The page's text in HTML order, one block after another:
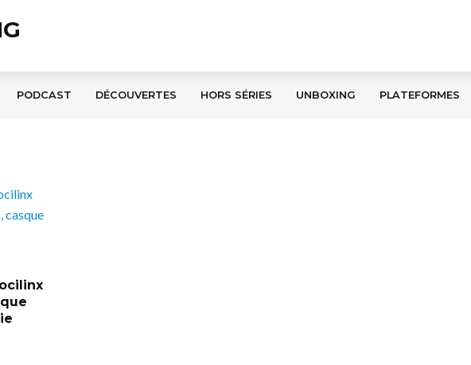
PODCAST DÉCOUVERTES HORS SÉRIES UNBOXING PLATEFORMES